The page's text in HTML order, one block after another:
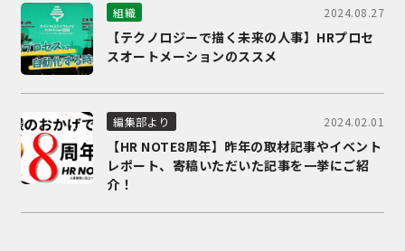
組織 2024.08.27
【テクノロジーで描く未来の人事】HRプロセ
スオートメーションのススメ
編集部より 2024.02.01
【HR NOTE8周年】昨年の取材記事やイベント
レポート、寄稿いただいた記事を一挙にご紹
介！